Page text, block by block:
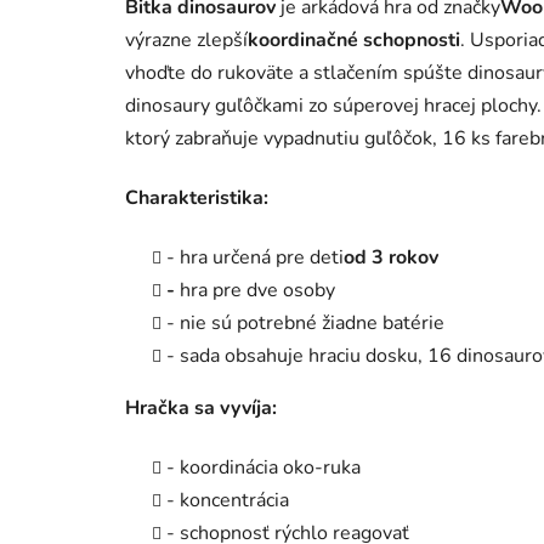
Bitka dinosaurov je arkádová hra od značky
výrazne zlepšíkoordinačné schopnosti.
vhoďte do rukoväte a stlačením spúšte
dinosaury guľôčkami zo súperovej hracej
ktorý zabraňuje vypadnutiu guľôčok, 16 ks
Charakteristika:
- hra určená pre detiod 3 rokov
- hra pre dve osoby
- nie sú potrebné žiadne batérie
- sada obsahuje hraciu dosku, 16
Hračka sa vyvíja:
- koordinácia oko-ruka
- koncentrácia
- schopnosť rýchlo reagovať